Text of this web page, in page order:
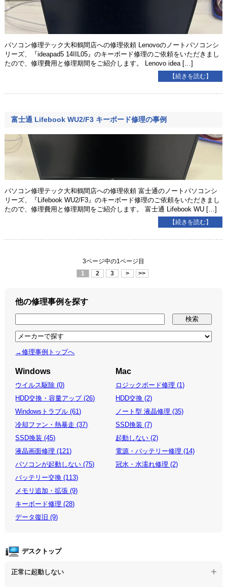
パソコン修理テック大和鶴間店への修理依頼 Lenovoのノートパソコンシ
リーズ、『ideapad5 14IIL05』のキーボード修理のご依頼をいただきまし
たので、修理費用と修理期間をご紹介します。 Lenovo idea […]
【続きを読む】
富士通 Lifebook WU2/F3 キーボード修理の事例
パソコン修理テック大和鶴間店への修理依頼 富士通のノートパソコンシ
リーズ、『Lifebook WU2/F3』のキーボード修理のご依頼をいただきまし
たので、修理費用と修理期間をご紹介します。 富士通 Lifebook WU […]
【続きを読む】
3ページ中の1ページ目
1
2 3 > >>
他の修理事例を探す
→修理事例トップへ
Windows
ウイルス駆除 (0)
HDD交換・容量アップ (26)
Windowsトラブル (61)
冷却ファン・熱暴走 (37)
SSD換装 (45)
液晶画面修理 (121)
パソコンが起動しない (75)
バッテリー交換 (113)
メモリ追加・拡張 (9)
キーボード修理 (28)
データ復旧 (9)
Mac
ロジックボード修理 (1)
HDD交換 (2)
ノート型 液晶修理 (35)
SSD換装 (7)
起動しない (2)
電源・バッテリー修理 (14)
冠水・水濡れ修理 (2)
デスクトップ
正常に起動しない